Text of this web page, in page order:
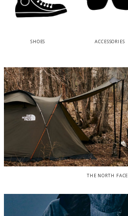
SHOES ACCESSORIES
THE NORTH FACE